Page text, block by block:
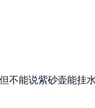
不能说紫砂壶能挂